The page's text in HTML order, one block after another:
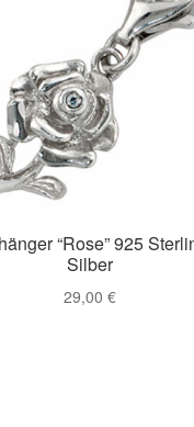
“Rose” 925
Silber
29,00 €